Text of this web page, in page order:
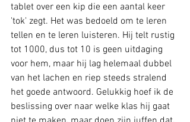
tablet over een kip die een aantal keer
'tok' zegt. Het was bedoeld om te leren
tellen en te leren luisteren. Hij telt rustig
tot 1000, dus tot 10 is geen uitdaging
voor hem, maar hij lag helemaal dubbel
van het lachen en riep steeds stralend
het goede antwoord. Gelukkig hoef ik de
beslissing over naar welke klas hij gaat